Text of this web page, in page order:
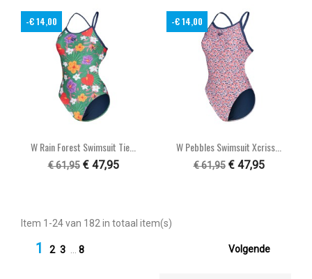
W Rain Forest Swimsuit Tie...
€ 61,95 € 47,95
-€ 14,00
W Pebbles Swimsuit Xcriss...
€ 61,95 € 47,95
-€ 14,00
Item 1-24 van 182 in totaal item(s)
1 2 3 8 Volgende